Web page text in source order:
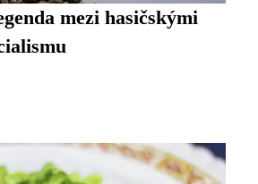
mezi hasičskými